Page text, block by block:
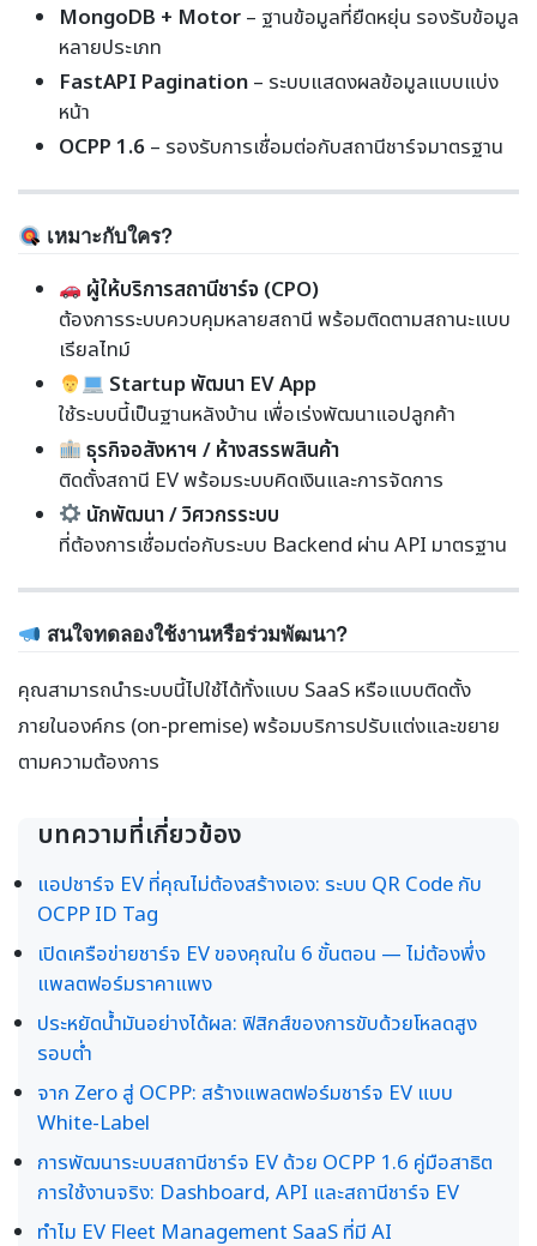
MongoDB + Motor– ฐานข้อมูลที่ยืดหยุ่น รองรับข้อมูล
หลายประเภท
FastAPI Pagination– ระบบแสดงผลข้อมูลแบบแบ่ง
หน้า
OCPP 1.6– รองรับการเชื่อมต่อกับสถานีชาร์จมาตรฐาน
เหมาะกับใคร?
ผู้ให้บริการสถานีชาร์จ (CPO)
ต้องการระบบควบคุมหลายสถานี พร้อมติดตามสถานะแบบ
เรียลไทม์
Startup พัฒนา EV App
ใช้ระบบนี้เป็นฐานหลังบ้าน เพื่อเร่งพัฒนาแอปลูกค้า
ธุรกิจอสังหาฯ / ห้างสรรพสินค้า
ติดตั้งสถานี EV พร้อมระบบคิดเงินและการจัดการ
นักพัฒนา / วิศวกรระบบ
ที่ต้องการเชื่อมต่อกับระบบ Backend ผ่าน API มาตรฐาน
สนใจทดลองใช้งานหรือร่วมพัฒนา?
คุณสามารถนำระบบนี้ไปใช้ได้ทั้งแบบ SaaS หรือแบบติดตั้ง
ภายในองค์กร (on-premise) พร้อมบริการปรับแต่งและขยาย
ตามความต้องการ
บทความที่เกี่ยวข้อง
แอปชาร์จ EV ที่คุณไม่ต้องสร้างเอง: ระบบ QR Code กับ
OCPP ID Tag
เปิดเครือข่ายชาร์จ EV ของคุณใน 6 ขั้นตอน — ไม่ต้องพึ่ง
แพลตฟอร์มราคาแพง
ประหยัดน้ำมันอย่างได้ผล: ฟิสิกส์ของการขับด้วยโหลดสูง
รอบต่ำ
จาก Zero สู่ OCPP: สร้างแพลตฟอร์มชาร์จ EV แบบ
White-Label
การพัฒนาระบบสถานีชาร์จ EV ด้วย OCPP 1.6 คู่มือสาธิต
การใช้งานจริง: Dashboard, API และสถานีชาร์จ EV
ทำไม EV Fleet Management SaaS ที่มี AI